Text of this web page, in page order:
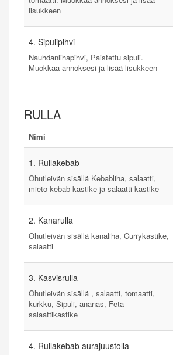
lisukkeen
4. Sipulipihvi
Nauhdanlihapihvi, Paistettu sipuli.
Muokkaa annoksesi ja lisää lisukkeen
RULLA
Nimi
1. Rullakebab
Ohutleivän sisällä Kebabliha, salaatti,
mieto kebab kastike ja salaatti kastike
2. Kanarulla
Ohutleivän sisällä kanaliha, Currykastike,
salaatti
3. Kasvisrulla
Ohutleivän sisällä , salaatti, tomaatti,
kurkku, Sipuli, ananas, Feta
salaattikastike
4. Rullakebab aurajuustolla